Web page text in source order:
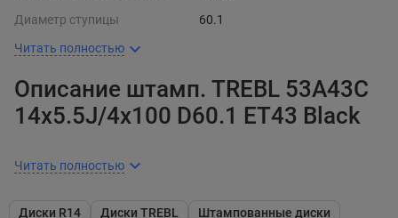
Диаметр ступицы
60.1
Читать полностью
Описание штамп. TREBL 53A43C
14x5.5J/4x100 D60.1 ET43 Black
Читать полностью
Диски R14 Диски TREBL
Штампованные диски